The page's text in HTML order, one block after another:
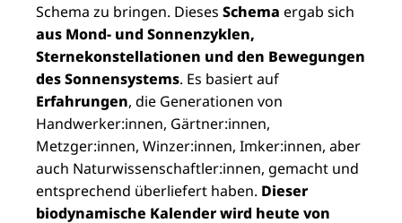
Schema zu bringen. Dieses Schema ergab sich
aus Mond- und Sonnenzyklen,
Sternekonstellationen und den Bewegungen
des Sonnensystems. Es basiert auf
Erfahrungen, die Generationen von
Handwerker:innen, Gärtner:innen,
Metzger:innen, Winzer:innen, Imker:innen, aber
auch Naturwissenschaftler:innen, gemacht und
entsprechend überliefert haben. Dieser
biodynamische Kalender wird heute von